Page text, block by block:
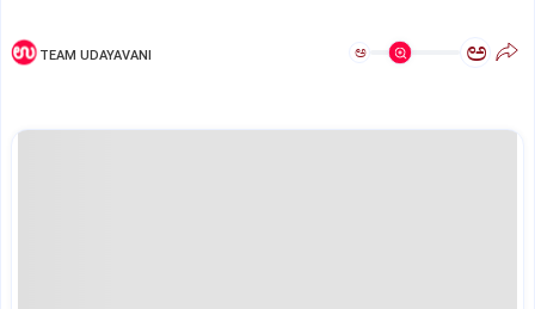
TEAM UDAYAVANI ಅ ಅ